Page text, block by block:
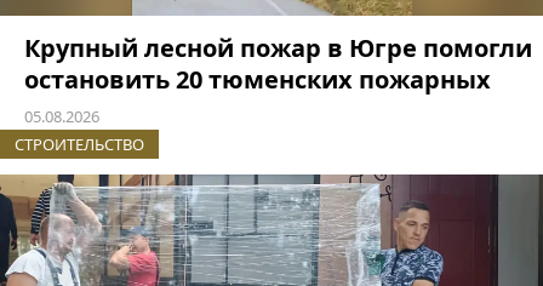
Крупный лесной пожар в Югре помогли
остановить 20 тюменских пожарных
05.08.2026
СТРОИТЕЛЬСТВО